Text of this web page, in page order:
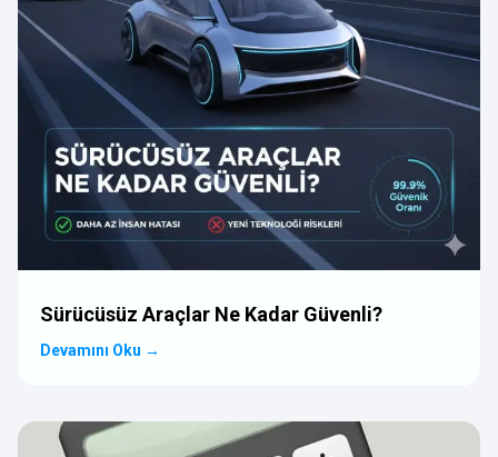
Sürücüsüz Araçlar Ne Kadar Güvenli?
Devamını Oku →